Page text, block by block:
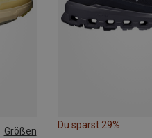
Größen
Du sparst 29%